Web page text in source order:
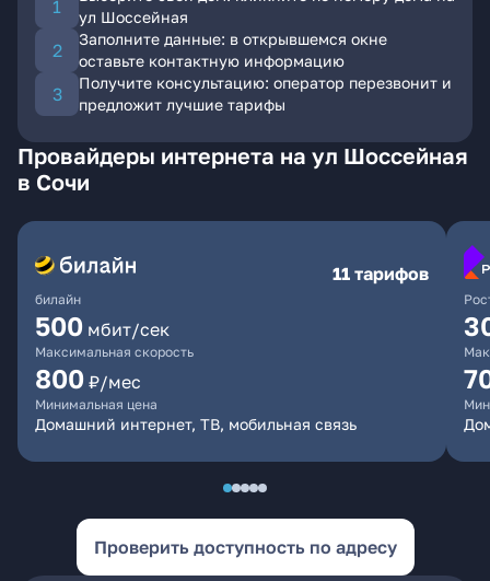
ул Шоссейная
Заполните данные: в открывшемся окне
оставьте контактную информацию
Получите консультацию: оператор перезвонит и
предложит лучшие тарифы
Провайдеры интернета на ул Шоссейная
в Сочи
билайн
11 тарифов
500 мбит/сек
Максимальная скорость
800 ₽/мес
Минимальная цена
Домашний интернет, ТВ, мобильная связь
Проверить доступность по адресу